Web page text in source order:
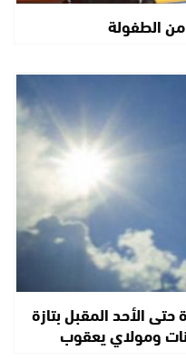
الطفولة
الأحد المقبل بتازة
ومولاي يعقوب